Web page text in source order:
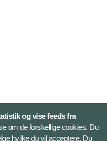
og vise feeds fra
om de forskellige cookies. Du
hvilke du vil acceptere. Du